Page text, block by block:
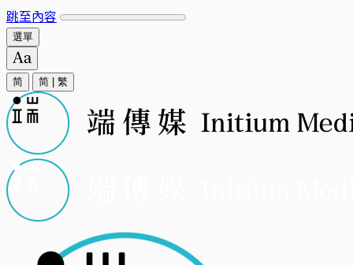
跳至內容
選單
简 简 繁